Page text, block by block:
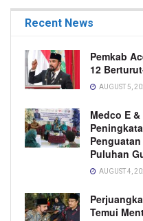
Recent News
Pemkab
12
AUGUST 5,
Medco E
Puluhan
AUGUST 4,
Temui